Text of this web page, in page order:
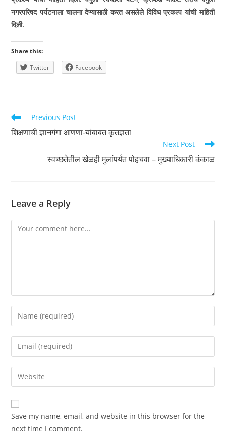
नगरपरिषद पर्यटनाला चालना देण्यासाठी करत असलेले विविध प्रकल्प यांची माहिती
दिली.
Share this:
Twitter
Facebook
Read
more
articles
Previous Post
शिक्षणाची ज्ञानगंगा आणणा-­यांबाबत कृतज्ञता
Next Post
स्वच्छतेतील खेळही मुलांपर्यंत पोहचवा – मुख्याधिकारी कंकाळ
Leave a Reply
Comment
Enter
your
name
comment
Enter
your
email
address
comment
Enter
your
website
URL
(optional)
Save my name, email, and website in this browser for the
next time I comment.